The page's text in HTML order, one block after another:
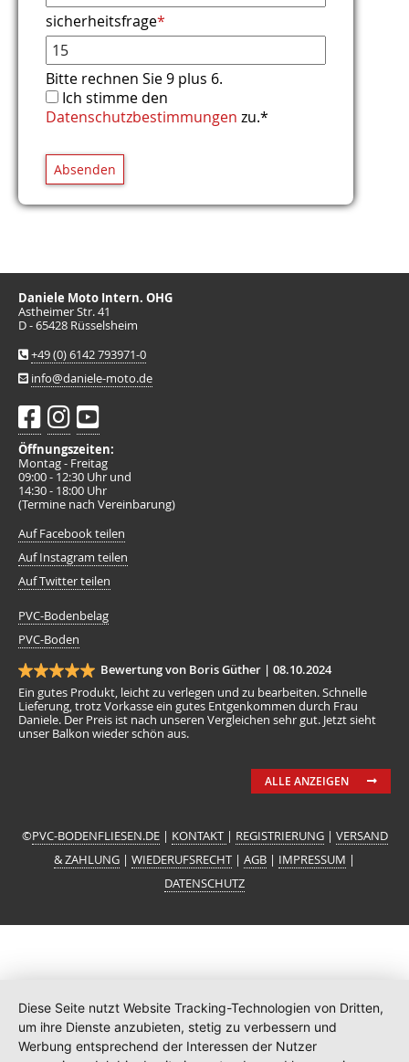
sicherheitsfrage*
Bitte rechnen Sie 9 plus 6.
Ich stimme den
Datenschutzbestimmungen zu.*
Absenden
Daniele Moto Intern. OHG
Astheimer Str. 41
D - 65428 Rüsselsheim
+49 (0) 6142 793971-0
info@daniele-moto.de
Öffnungszeiten:
Montag - Freitag
09:00 - 12:30 Uhr und
14:30 - 18:00 Uhr
(Termine nach Vereinbarung)
Auf Facebook teilen
Auf Instagram teilen
Auf Twitter teilen
PVC-Bodenbelag
PVC-Boden
Bewertung von Boris Güther | 08.10.2024
Ein gutes Produkt, leicht zu verlegen und zu bearbeiten. Schnelle
Lieferung, trotz Vorkasse ein gutes Entgenkommen durch Frau
Daniele. Der Preis ist nach unseren Vergleichen sehr gut. Jetzt sieht
unser Balkon wieder schön aus.
ALLE ANZEIGEN
©PVC-BODENFLIESEN.DE| KONTAKT | REGISTRIERUNG| VERSAND
& ZAHLUNG | WIEDERUFSRECHT | AGB | IMPRESSUM |
DATENSCHUTZ
Diese Seite nutzt Website Tracking-Technologien von Dritten,
um ihre Dienste anzubieten, stetig zu verbessern und
Werbung entsprechend der Interessen der Nutzer